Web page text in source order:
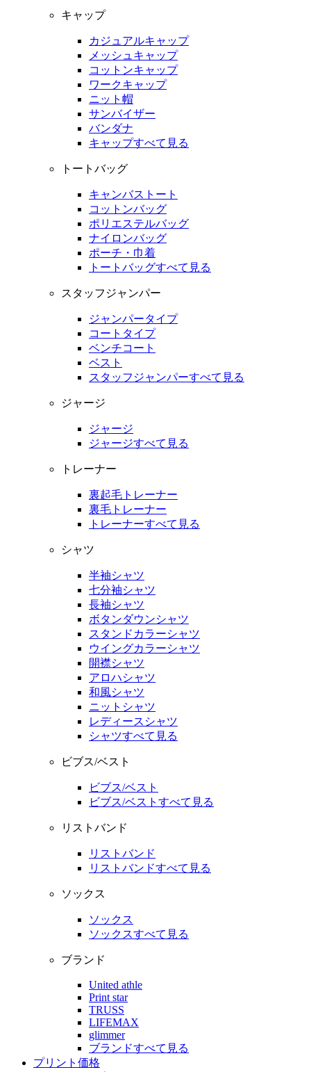
キャップ
カジュアルキャップ
メッシュキャップ
コットンキャップ
ワークキャップ
ニット帽
サンバイザー
バンダナ
キャップすべて見る
トートバッグ
キャンバストート
コットンバッグ
ポリエステルバッグ
ナイロンバッグ
ポーチ・巾着
トートバッグすべて見る
スタッフジャンパー
ジャンパータイプ
コートタイプ
ベンチコート
ベスト
スタッフジャンパーすべて見る
ジャージ
ジャージ
ジャージすべて見る
トレーナー
裏起毛トレーナー
裏毛トレーナー
トレーナーすべて見る
シャツ
半袖シャツ
七分袖シャツ
長袖シャツ
ボタンダウンシャツ
スタンドカラーシャツ
ウイングカラーシャツ
開襟シャツ
アロハシャツ
和風シャツ
ニットシャツ
レディースシャツ
シャツすべて見る
ビブス/ベスト
ビブス/ベスト
ビブス/ベストすべて見る
リストバンド
リストバンド
リストバンドすべて見る
ソックス
ソックス
ソックスすべて見る
ブランド
United athle
Print star
TRUSS
LIFEMAX
glimmer
ブランドすべて見る
プリント価格